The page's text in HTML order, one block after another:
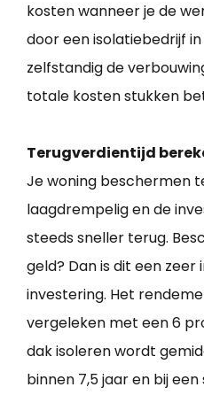
kosten wanneer je de
door een isolatiebedrijf in
zelfstandig de
totale kosten stukken
Terugverdientijd
Je woning beschermen
laagdrempelig en de
steeds sneller terug.
geld? Dan is dit een
investering. Het
vergeleken met een 6
dak isoleren wordt
binnen 7,5 jaar en bij